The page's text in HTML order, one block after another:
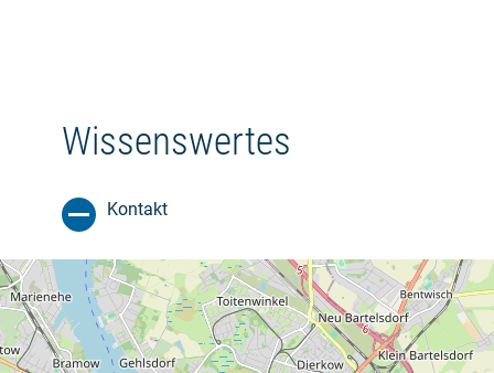
Wissenswertes
Kontakt